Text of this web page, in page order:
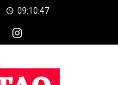
09:10:48